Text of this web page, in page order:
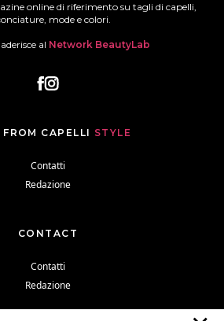
online di riferimento su tagli di capelli,
mode e colori.
al Network BeautyLab
FROM CAPELLI STYLE
Contatti
Redazione
CONTACT
Contatti
Redazione